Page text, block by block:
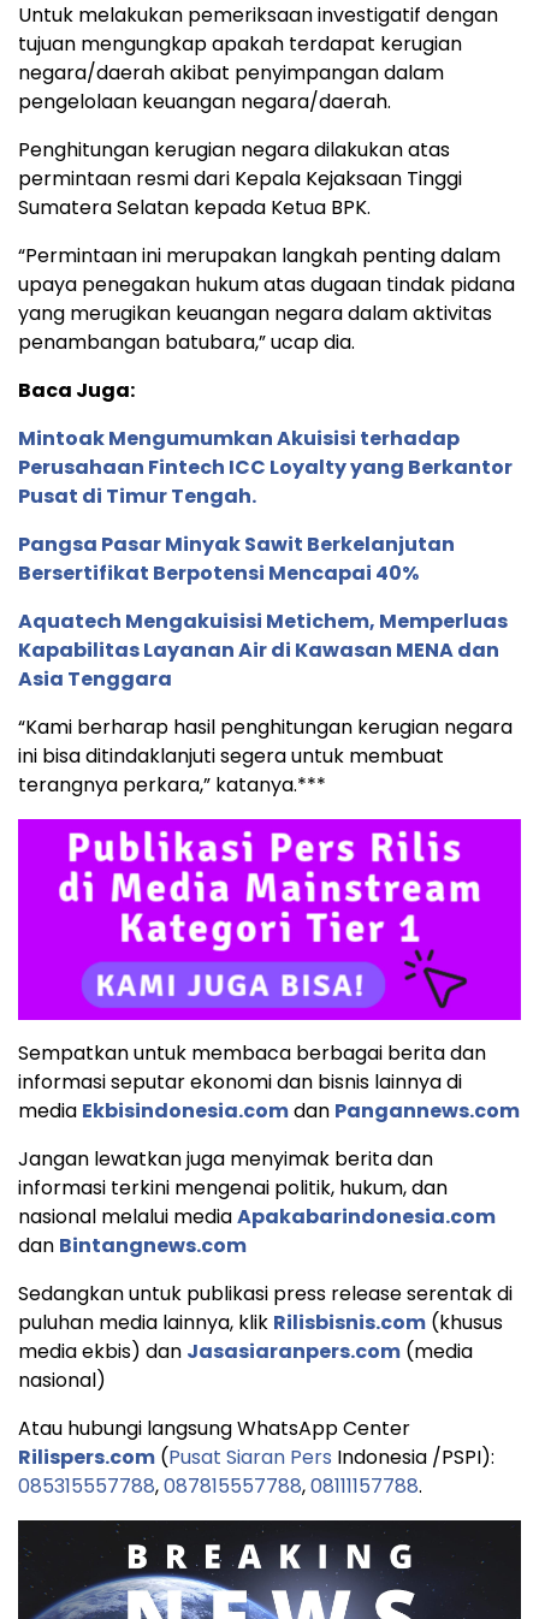
Untuk melakukan pemeriksaan investigatif dengan
tujuan mengungkap apakah terdapat kerugian
negara/daerah akibat penyimpangan dalam
pengelolaan keuangan negara/daerah.
Penghitungan kerugian negara dilakukan atas
permintaan resmi dari Kepala Kejaksaan Tinggi
Sumatera Selatan kepada Ketua BPK.
“Permintaan ini merupakan langkah penting dalam
upaya penegakan hukum atas dugaan tindak pidana
yang merugikan keuangan negara dalam aktivitas
penambangan batubara,” ucap dia.
Baca Juga:
Mintoak Mengumumkan Akuisisi terhadap
Perusahaan Fintech ICC Loyalty yang Berkantor
Pusat di Timur Tengah.
Pangsa Pasar Minyak Sawit Berkelanjutan
Bersertifikat Berpotensi Mencapai 40%
Aquatech Mengakuisisi Metichem, Memperluas
Kapabilitas Layanan Air di Kawasan MENA dan
Asia Tenggara
“Kami berharap hasil penghitungan kerugian negara
ini bisa ditindaklanjuti segera untuk membuat
terangnya perkara,” katanya.***
Sempatkan untuk membaca berbagai berita dan
informasi seputar ekonomi dan bisnis lainnya di
media Ekbisindonesia.comdan Pangannews.com
Jangan lewatkan juga menyimak berita dan
informasi terkini mengenai politik, hukum, dan
nasional melalui mediaApakabarindonesia.com
dan Bintangnews.com
Sedangkan untuk publikasi press release serentak di
puluhan media lainnya, klik Rilisbisnis.com (khusus
media ekbis) dan Jasasiaranpers.com (media
nasional)
Atau hubungi langsung WhatsApp Center
Rilispers.com (Pusat Siaran Pers Indonesia /PSPI):
085315557788,087815557788,08111157788.